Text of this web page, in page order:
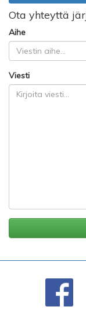
Ota yhteyttä
Aihe
Viesti